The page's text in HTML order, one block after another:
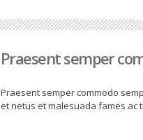
Praesent semper
Praesent semper commodo
et netus et malesuada fames ac